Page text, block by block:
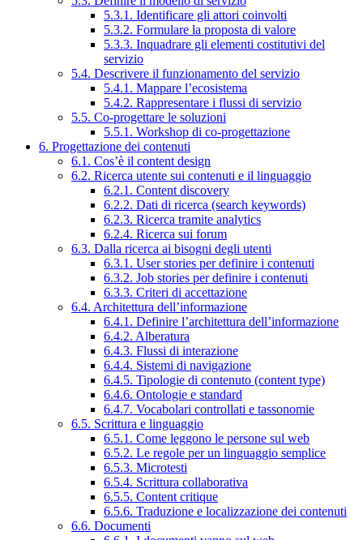
5.3.1. Identificare gli attori coinvolti
5.3.2. Formulare la proposta di valore
5.3.3. Inquadrare gli elementi costitutivi del
servizio
5.4. Descrivere il funzionamento del servizio
5.4.1. Mappare l’ecosistema
5.4.2. Rappresentare i flussi di servizio
5.5. Co-progettare le soluzioni
5.5.1. Workshop di co-progettazione
6. Progettazione dei contenuti
6.1. Cos’è il content design
6.2. Ricerca utente sui contenuti e il linguaggio
6.2.1. Content discovery
6.2.2. Dati di ricerca (search keywords)
6.2.3. Ricerca tramite analytics
6.2.4. Ricerca sui forum
6.3. Dalla ricerca ai bisogni degli utenti
6.3.1. User stories per definire i contenuti
6.3.2. Job stories per definire i contenuti
6.3.3. Criteri di accettazione
6.4. Architettura dell’informazione
6.4.1. Definire l’architettura dell’informazione
6.4.2. Alberatura
6.4.3. Flussi di interazione
6.4.4. Sistemi di navigazione
6.4.5. Tipologie di contenuto (content type)
6.4.6. Ontologie e standard
6.4.7. Vocabolari controllati e tassonomie
6.5. Scrittura e linguaggio
6.5.1. Come leggono le persone sul web
6.5.2. Le regole per un linguaggio semplice
6.5.3. Microtesti
6.5.4. Scrittura collaborativa
6.5.5. Content critique
6.5.6. Traduzione e localizzazione dei contenuti
6.6. Documenti